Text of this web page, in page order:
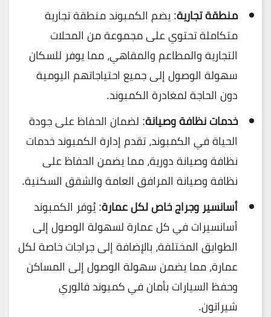
منطقة تجارية: يضم الكمبوند منطقة تجارية
متكاملة تحتوي على مجموعة من المحلات
التجارية والمطاعم والمقاهي، مما يوفر للسكان
سهولة الوصول إلى جميع احتياجاتهم اليومية
دون الحاجة لمغادرة الكمبوند.
خدمات نظافة وصيانة: لضمان الحفاظ على جودة
الحياة في الكمبوند، تقدم إدارة الكمبوند خدمات
نظافة وصيانة دورية، مما يضمن الحفاظ على
نظافة وصيانة المرافق العامة والشقق السكنية.
أسانسير وجراج خاص لكل عمارة: يُوفر الكمبوند
أسانسيرات في كل عمارة لسهولة الوصول إلى
الطوابق المختلفة، بالإضافة إلى جراجات خاصة لكل
عمارة، مما يضمن سهولة الوصول إلى المساكن
وحفظ السيارات بأمان في كمبوند فالوري
شيراتون.